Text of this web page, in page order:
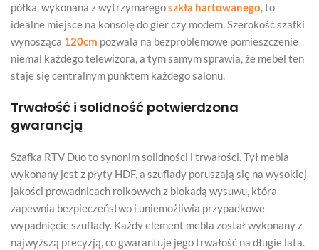
półka, wykonana z wytrzymałegoszkła hartowanego, to
idealne miejsce na konsolę do gier czy modem. Szerokość szafki
wynosząca 120cm pozwala na bezproblemowe pomieszczenie
niemal każdego telewizora, a tym samym sprawia, że mebel ten
staje się centralnym punktem każdego salonu.
Trwałość i solidność potwierdzona
gwarancją
Szafka RTV Duo to synonim solidności i trwałości. Tył mebla
wykonany jest z płyty HDF, a szuflady poruszają się na wysokiej
jakości prowadnicach rolkowych z blokadą wysuwu, która
zapewnia bezpieczeństwo i uniemożliwia przypadkowe
wypadnięcie szuflady. Każdy element mebla został wykonany z
najwyższą precyzją, co gwarantuje jego trwałość na długie lata.